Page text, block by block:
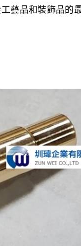
藝品和裝飾品的